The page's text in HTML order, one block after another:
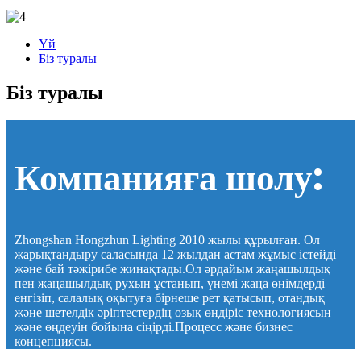
Үй
Біз туралы
Біз туралы
Компанияға шолу:
Zhongshan Hongzhun Lighting 2010 жылы құрылған. Ол
жарықтандыру саласында 12 жылдан астам жұмыс істейді
және бай тәжірибе жинақтады.Ол әрдайым жаңашылдық
пен жаңашылдық рухын ұстанып, үнемі жаңа өнімдерді
енгізіп, салалық оқытуға бірнеше рет қатысып, отандық
және шетелдік әріптестердің озық өндіріс технологиясын
және өңдеуін бойына сіңірді.Процесс және бизнес
концепциясы.